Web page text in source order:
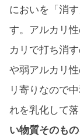
においを「消
す。アルカリ
カリで打ち消
や弱アルカリ
リ寄りなので
れを乳化して落
い物質そのも